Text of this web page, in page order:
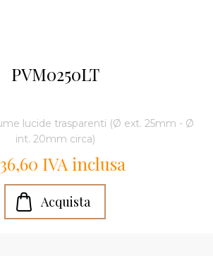
PVM0250LT
lucide trasparenti (Ø ext. 25mm - Ø
int. 20mm circa)
IVA inclusa